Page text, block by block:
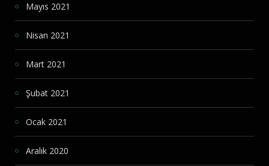
Mayıs 2021
Nisan 2021
Mart 2021
Şubat 2021
Ocak 2021
Aralık 2020